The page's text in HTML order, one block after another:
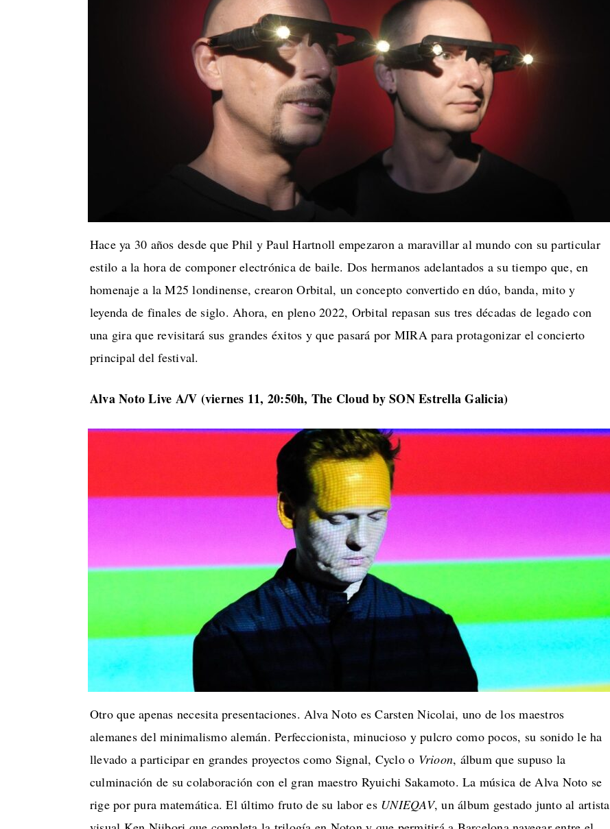
Hace ya 30 años desde que Phil y Paul Hartnoll empezaron a maravillar al mundo con su particular
estilo a la hora de componer electrónica de baile. Dos hermanos adelantados a su tiempo que, en
homenaje a la M25 londinense, crearon Orbital, un concepto convertido en dúo, banda, mito y
leyenda de finales de siglo. Ahora, en pleno 2022, Orbital repasan sus tres décadas de legado con
una gira que revisitará sus grandes éxitos y que pasará por MIRA para protagonizar el concierto
principal del festival.
Alva Noto Live A/V (viernes 11, 20:50h, The Cloud by SON Estrella Galicia)
Otro que apenas necesita presentaciones. Alva Noto es Carsten Nicolai, uno de los maestros
alemanes del minimalismo alemán. Perfeccionista, minucioso y pulcro como pocos, su sonido le ha
llevado a participar en grandes proyectos como Signal, Cyclo o Vrioon, álbum que supuso la
culminación de su colaboración con el gran maestro Ryuichi Sakamoto. La música de Alva Noto se
rige por pura matemática. El último fruto de su labor es UNIEQAV, un álbum gestado junto al artista